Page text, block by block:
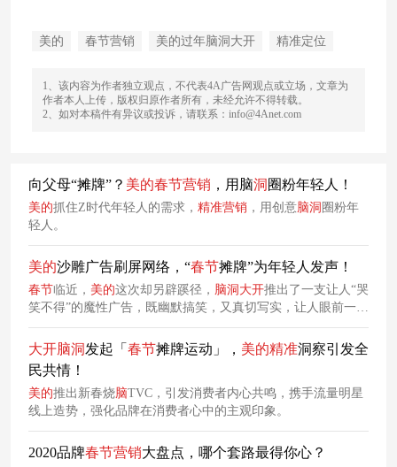
美的 春节营销 美的过年脑洞大开 精准定位
1、该内容为作者独立观点，不代表4A广告网观点或立场，文章为
作者本人上传，版权归原作者所有，未经允许不得转载。
2、如对本稿件有异议或投诉，请联系：info@4Anet.com
向父母“摊牌”？ 美的春节营销 ，用脑洞 圈粉年轻人！
美的抓住Z时代年轻人的需求， 精准营销 ，用创意脑洞 圈粉年
轻人。
美的沙雕广告刷屏网络，“春节摊牌”为年轻人发声！
春节临近， 美的这次却另辟蹊径， 脑洞 大开推出了一支让人“哭
笑不得”的魔性广告，既幽默搞笑，又真切写实，让人眼前一
亮，一起来看看。
大开脑洞发起「 春节摊牌运动」， 美的精准洞察引发全
民共情！
美的推出新春烧脑TVC，引发消费者内心共鸣，携手流量明星
线上造势，强化品牌在消费者心中的主观印象。
2020品牌春节营销大盘点，哪个套路最得你心？